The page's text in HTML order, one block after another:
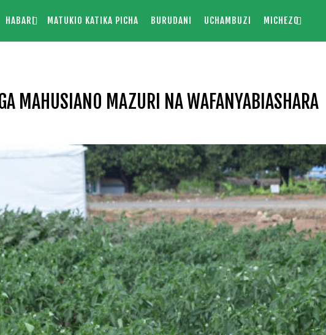
HABARI MATUKIO KATIKA PICHA BURUDANI UCHAMBUZI MICHEZO
MAHUSIANO MAZURI NA WAFANYABIASHARA